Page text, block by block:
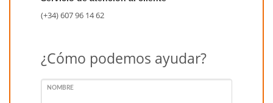
(+34) 607 96 14 62
¿Cómo podemos ayudar?
NOMBRE